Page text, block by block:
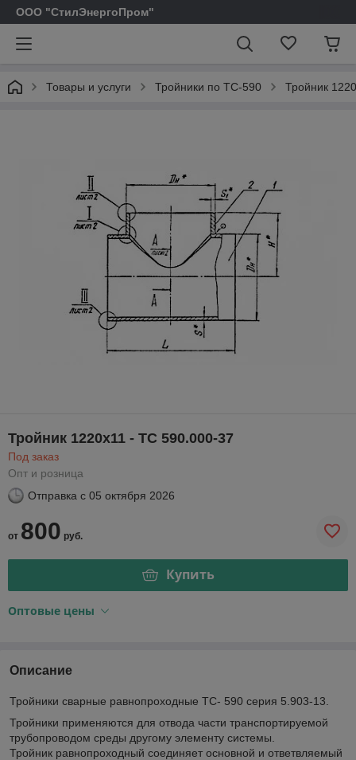
ООО "СтилЭнергоПром"
Товары и услуги Тройники по ТС-590 Тройник
Тройник 1220х11 - ТС 590.000-37
Под заказ
Опт и розница
Отправка с 05 октября 2026
от 800 руб.
Купить
Оптовые цены
Описание
Тройники сварные равнопроходные ТС- 590 серия 5.903-13.
Тройники применяются для отвода части транспортируемой
трубопроводом среды другому элементу системы.
Тройник равнопроходный соединяет основной и ответвляемый